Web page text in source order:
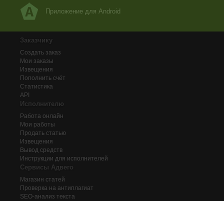
Приложение для Android
Заказчику
Создать заказ
Мои заказы
Извещения
Пополнить счёт
Статистика
API
Исполнителю
Работа онлайн
Мои работы
Продать статью
Извещения
Вывод средств
Инструкции для исполнителей
Сервисы Адвего
Магазин статей
Проверка на антиплагиат
SEO-анализ текста